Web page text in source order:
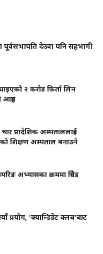
पूर्वसभापति देउवा पनि सहभागी
२ करोड फिर्ता लिन
प्रादेशिक अस्पताललाई
शिक्षण अस्पताल बनाउने
अभ्यासका क्रममा ग्रिनेड
प्रयोग, 'क्यान्डिडेट क्लब'बाट